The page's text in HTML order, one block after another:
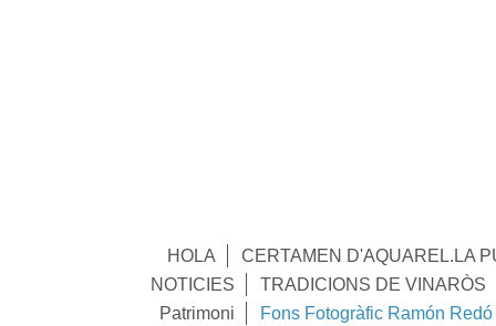
HOLA
CERTAMEN D'AQUAREL.LA
NOTICIES
TRADICIONS DE VINARÒS
Patrimoni
Fons Fotogràfic Ramón Redó